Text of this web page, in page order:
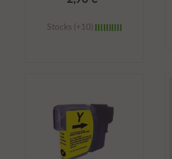
Stocks (+10)